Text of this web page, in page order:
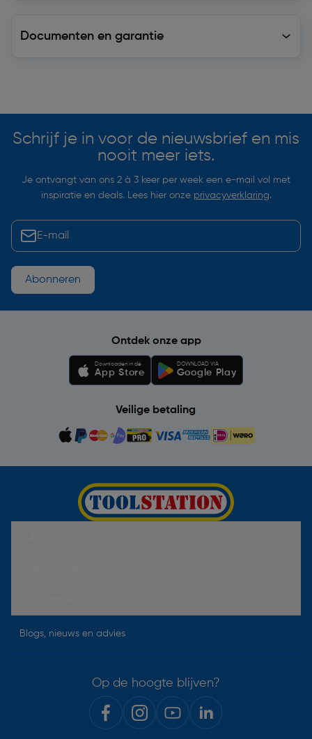
Documenten en garantie
Schrijf je in voor de nieuwsbrief en mis
nooit meer iets.
Je ontvangt van ons 2 à 3 keer per week een e-mail vol met
inspiratie en deals. Lees hier onze privacyverklaring.
Abonneren
Ontdek onze app
Downloaden in de
App Store
DOWNLOAD VIA
Google Play
Veilige betaling
Blogs, nieuws en advies
Op de hoogte blijven?